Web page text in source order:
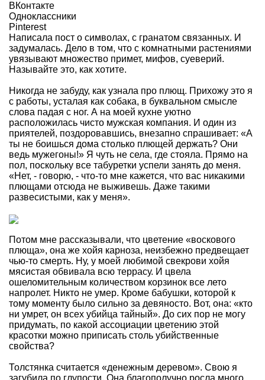
ВКонтакте
Одноклассники
Pinterest
Написала пост о символах, с гранатом связанных. И
задумалась. Дело в том, что с комнатными растениями
увязывают множество примет, мифов, суеверий.
Называйте это, как хотите.
Никогда не забуду, как узнала про плющ. Прихожу это я
с работы, усталая как собака, в буквальном смысле
слова падая с ног. А на моей кухне уютно
расположилась чисто мужская компания. И один из
приятелей, поздоровавшись, внезапно спрашивает: «А
ты не боишься дома столько плющей держать? Они
ведь мужегоны!» Я чуть не села, где стояла. Прямо на
пол, поскольку все табуретки успели занять до меня.
«Нет, - говорю, - что-то мне кажется, что вас никакими
плющами отсюда не выживешь. Даже такими
развесистыми, как у меня».
Потом мне рассказывали, что цветение «воскового
плюща», она же хойя карноза, неизбежно предвещает
чью-то смерть. Ну, у моей любимой свекрови хойя
мясистая обвивала всю террасу. И цвела
ошеломительным количеством корзинок все лето
напролет. Никто не умер. Кроме бабушки, которой к
тому моменту было сильно за девяносто. Вот, она: «кто
ни умрет, он всех убийца тайный». До сих пор не могу
придумать, по какой ассоциации цветению этой
красотки можно приписать столь убийственные
свойства?
Толстянка считается «денежным деревом». Свою я